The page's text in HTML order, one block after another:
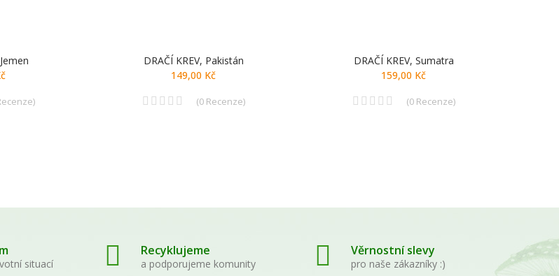
)
DRAČÍ KREV, Pakistán
149,00 Kč
(0Recenze)
DRAČÍ KREV, Sumatra
159,00 Kč
(0Recenze)
situací
Recyklujeme
a podporujeme komunity
Věrnostní slevy
pro naše zákazníky :)